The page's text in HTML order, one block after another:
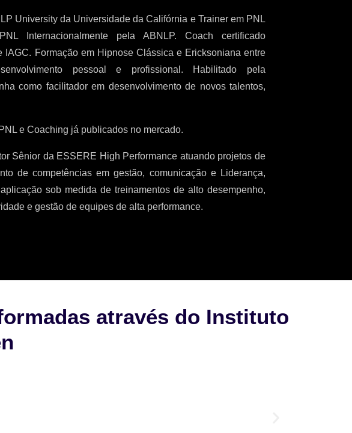
University da Universidade da Califórnia e Trainer em PNL
Internacionalmente pela ABNLP. Coach certificado
IAGC. Formação em Hipnose Clássica e Ericksoniana entre
pessoal e profissional. Habilitado pela
como facilitador em desenvolvimento de novos talentos,
e Coaching já publicados no mercado.
Sênior da ESSERE High Performance atuando projetos de
de competências em gestão, comunicação e Liderança,
sob medida de treinamentos de alto desempenho,
e gestão de equipes de alta performance.
através do Instituto